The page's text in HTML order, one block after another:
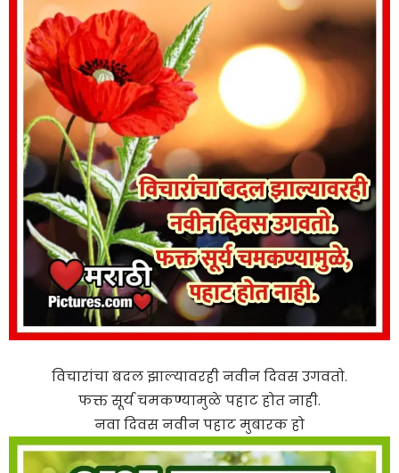
विचारांचा बदल झाल्यावरही नवीन दिवस उगवतो.
फक्त सूर्य चमकण्यामुळे पहाट होत नाही.
नवा दिवस नवीन पहाट मुबारक हो